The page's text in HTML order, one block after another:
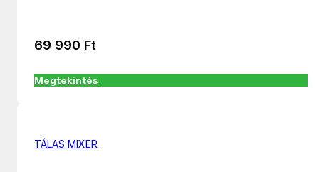
69 990 Ft
Megtekintés
TÁLAS MIXER